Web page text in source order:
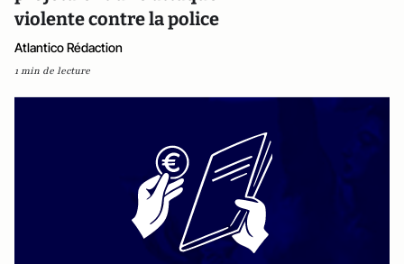
violente contre la police
Atlantico Rédaction
1 min de lecture